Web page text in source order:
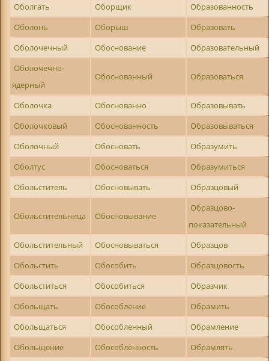
Оболгать
Оборщик
Образованность
Оболонь
Оборыш
Образовать
Оболочечный
Обоснование
Образовательный
Оболочечно-
ядерный
Обоснованный Образоваться
Оболочка Обоснованно
Образовывать
Оболочковый
Обоснованность
Образовываться
Оболочный
Обосновать
Образумить
Оболтус
Обосноваться
Образумиться
Обольститель
Обосновывать Образцовый
Обольстительница Обосновывание
Образцово-
показательный
Обольстительный
Обосновываться
Образцов
Обольстить
Обособить
Образцовость
Обольститься
Обособиться
Образчик
Обольщать
Обособление
Обрамить
Обольщаться
Обособленный
Обрамление
Обольщение
Обособленность
Обрамлять